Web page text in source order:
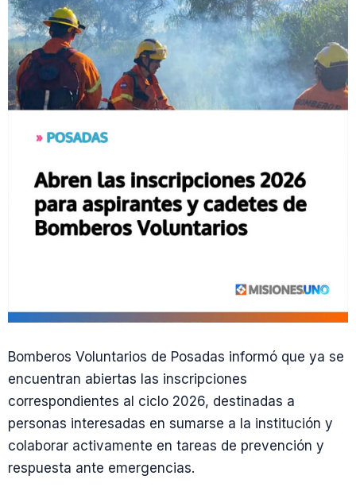
Bomberos Voluntarios de Posadas informó que ya se
encuentran abiertas las inscripciones
correspondientes al ciclo 2026, destinadas a
personas interesadas en sumarse a la institución y
colaborar activamente en tareas de prevención y
respuesta ante emergencias.